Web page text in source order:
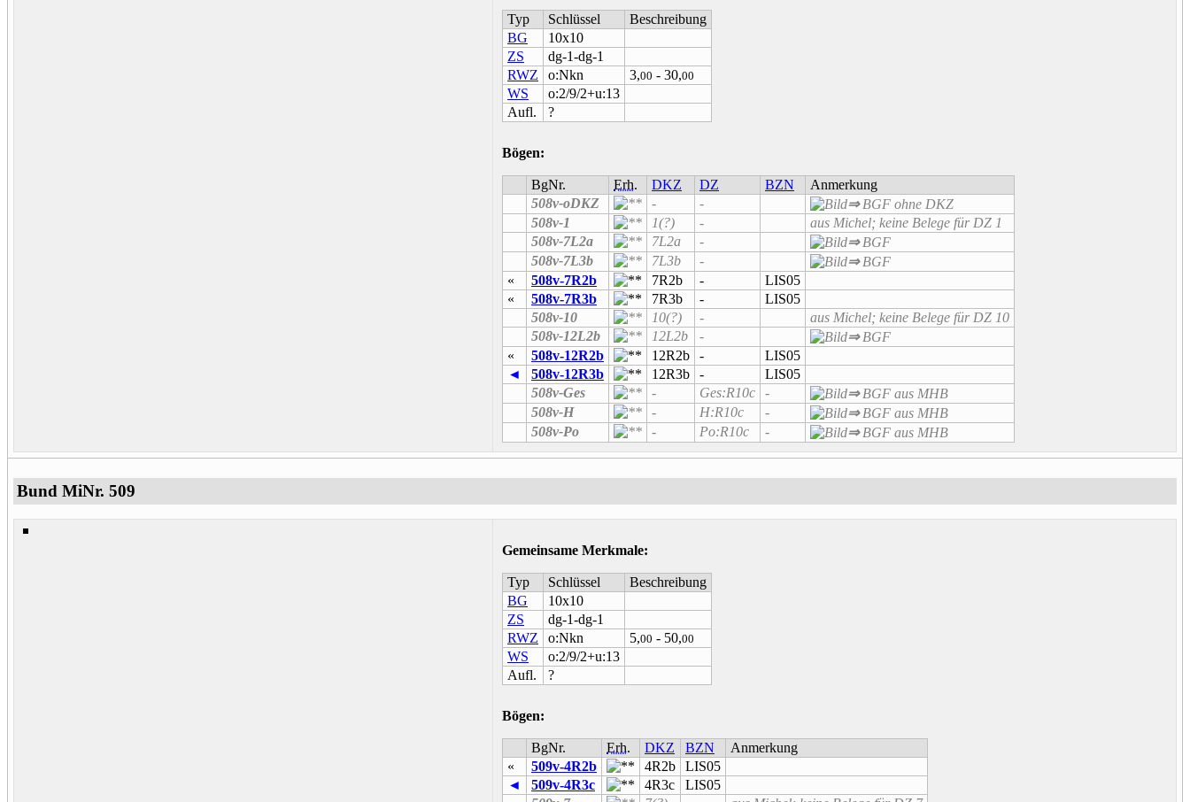
Typ Schlüssel
Beschreibung
BG
10x10
ZS
dg-1-dg-1
RWZ
o:Nkn 3,00 - 30,00
WS
o:2/9/2+u:13
Aufl.
?
Bögen:
BgNr. Erh. DKZ DZ BZN
Anmerkung
508v-oDKZ
- - ⇒BGF ohne DKZ
508v-1
1(?) -
aus Michel; keine Belege für DZ 1
508v-7L2a
7L2a - ⇒BGF
508v-7L3b
7L3b - ⇒BGF
«
508v-7R2b 7R2b -
LIS05
«
508v-7R3b 7R3b -
LIS05
508v-10
10(?) -
aus Michel; keine Belege für DZ 10
508v-12L2b
12L2b - ⇒BGF
«
508v-12R2b 12R2b -
LIS05
◄
508v-12R3b 12R3b -
LIS05
508v-Ges
- Ges:R10c - ⇒BGF aus MHB
508v-H
- H:R10c - ⇒BGF aus MHB
508v-Po
- Po:R10c - ⇒BGF aus MHB
Bund MiNr. 509
Gemeinsame Merkmale:
Typ Schlüssel
Beschreibung
BG
10x10
ZS
dg-1-dg-1
RWZ
o:Nkn 5,00 - 50,00
WS
o:2/9/2+u:13
Aufl.
?
Bögen:
BgNr. Erh. DKZ BZN
Anmerkung
«
509v-4R2b 4R2b
LIS05
◄
509v-4R3c 4R3c
LIS05